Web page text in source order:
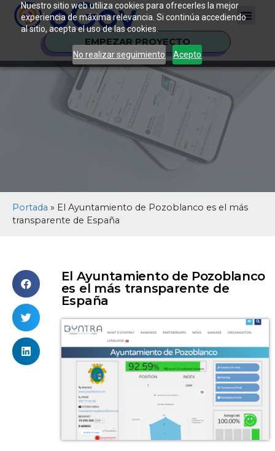
Nuestro sitio web utiliza cookies para ofrecerles la mejor
experiencia de máxima relevancia. Si continúa accediendo
al sitio, acepta el uso de las cookies.
No realizar seguimiento Acepto
EMPEZAR PROYECTO
Portada » El Ayuntamiento de Pozoblanco es el más
transparente de España
El Ayuntamiento de Pozoblanco
es el más transparente de
España